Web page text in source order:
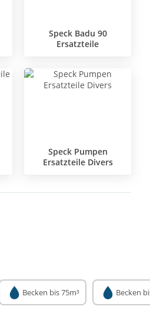
Speck Badu 90
Ersatzteile
Speck Pumpen
Ersatzteile Divers
Becken bis 75m³ Becken